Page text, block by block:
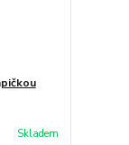
Skladem